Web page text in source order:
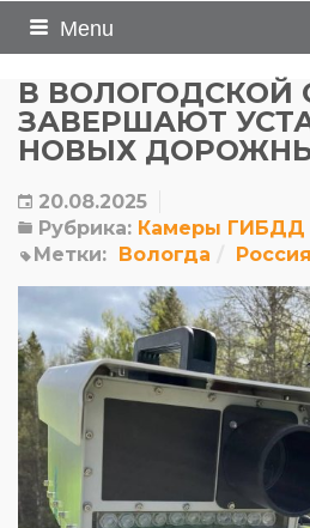
Menu
В ВОЛОГОДСКОЙ
ЗАВЕРШАЮТ
НОВЫХ
20.08.2025
Рубрика: Камеры ГИБДД
Метки: Вологда Россия